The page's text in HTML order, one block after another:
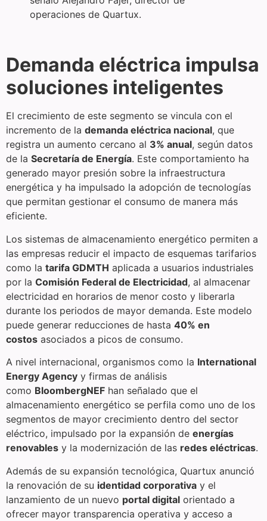
operaciones de Quartux.
Demanda eléctrica impulsa
soluciones inteligentes
El crecimiento de este segmento se vincula con el
incremento de la demanda eléctrica nacional, que
registra un aumento cercano al 3% anual, según datos
de la Secretaría de Energía. Este comportamiento ha
generado mayor presión sobre la infraestructura
energética y ha impulsado la adopción de tecnologías
que permitan gestionar el consumo de manera más
eficiente.
Los sistemas de almacenamiento energético permiten a
las empresas reducir el impacto de esquemas tarifarios
como la tarifa GDMTH aplicada a usuarios industriales
por la Comisión Federal de Electricidad, al almacenar
electricidad en horarios de menor costo y liberarla
durante los periodos de mayor demanda. Este modelo
puede generar reducciones de hasta 40% en
costos asociados a picos de consumo.
A nivel internacional, organismos como la International
Energy Agency y firmas de análisis
como BloombergNEF han señalado que el
almacenamiento energético se perfila como uno de los
segmentos de mayor crecimiento dentro del sector
eléctrico, impulsado por la expansión de energías
renovables y la modernización de las redes eléctricas.
Además de su expansión tecnológica, Quartux anunció
la renovación de su identidad corporativa y el
lanzamiento de un nuevo portal digital orientado a
ofrecer mayor transparencia operativa y acceso a